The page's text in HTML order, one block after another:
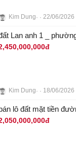
Kim Dung 22/06/2026
Lan anh 1 _
Kim Dung 18/06/2026
lô đất mặt tiền